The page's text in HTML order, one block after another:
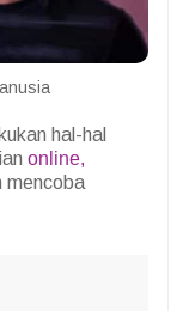
hal-hal
online,
mencoba